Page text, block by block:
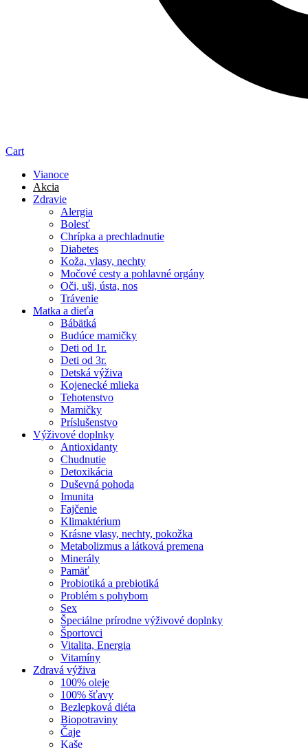
Cart
Vianoce
Akcia
Zdravie
Alergia
Bolesť
Chrípka a prechladnutie
Diabetes
Koža, vlasy, nechty
Močové cesty a pohlavné orgány
Oči, uši, ústa, nos
Trávenie
Matka a dieťa
Bábätká
Budúce mamičky
Deti od 1r.
Deti od 3r.
Detská výživa
Kojenecké mlieka
Tehotenstvo
Mamičky
Príslušenstvo
Výživové doplnky
Antioxidanty
Chudnutie
Detoxikácia
Duševná pohoda
Imunita
Fajčenie
Klimaktérium
Krásne vlasy, nechty, pokožka
Metabolizmus a látková premena
Minerály
Pamäť
Probiotiká a prebiotiká
Problém s pohybom
Sex
Špeciálne prírodne výživové doplnky
Športovci
Vitalita, Energia
Vitamíny
Zdravá výživa
100% oleje
100% šťavy
Bezlepková diéta
Biopotraviny
Čaje
Kaše